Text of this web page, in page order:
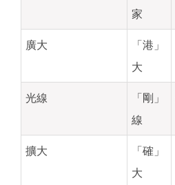
家
廣大
「港」
大
光線
「剛」
線
擴大
「確」
大